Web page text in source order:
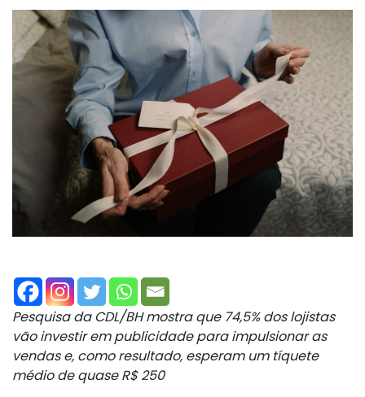
Pesquisa da CDL/BH mostra que 74,5% dos lojistas
vão investir em publicidade para impulsionar as
vendas e, como resultado, esperam um tíquete
médio de quase R$ 250